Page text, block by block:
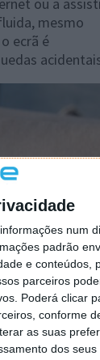
num
padrão
e conteúdos,
parceiros
Poderá clicar
conforme
as suas
dos
mesmo
ecrã é